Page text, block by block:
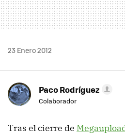
23 Enero 2012
Paco Rodríguez
Colaborador
Tras el cierre de